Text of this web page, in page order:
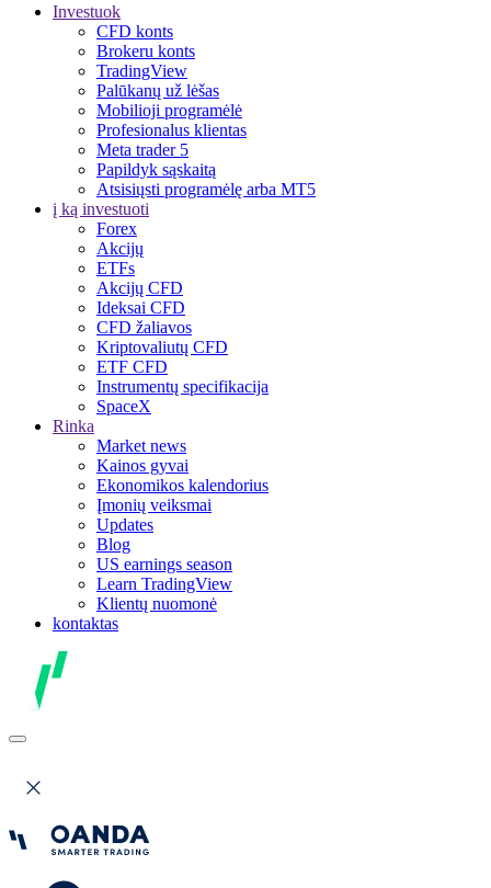
Investuok
CFD konts
Brokeru konts
TradingView
Palūkanų už lėšas
Mobilioji programėlė
Profesionalus klientas
Meta trader 5
Papildyk sąskaitą
Atsisiųsti programėlę arba MT5
į ką investuoti
Forex
Akcijų
ETFs
Akcijų CFD
Ideksai CFD
CFD žaliavos
Kriptovaliutų CFD
ETF CFD
Instrumentų specifikacija
SpaceX
Rinka
Market news
Kainos gyvai
Ekonomikos kalendorius
Įmonių veiksmai
Updates
Blog
US earnings season
Learn TradingView
Klientų nuomonė
kontaktas